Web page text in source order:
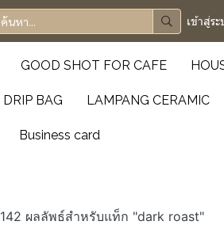
เข้าสู่ร
GOOD SHOT FOR CAFE
DRIP BAG LAMPANG CERAMIC
Business card
142 ผลลัพธ์สำหรับแท็ก "dark roast"